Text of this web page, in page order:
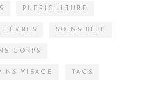
PUÉRICULTURE
LÈVRES SOINS BÉBÉ
CORPS
VISAGE TAGS